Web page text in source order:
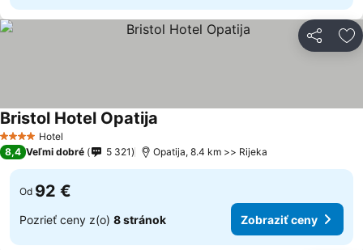
Zdieľať
4 Počet hviezdičiek
Hotel
Bristol Hotel Opatija
8,4 Veľmi dobré 5 321 Opatija, 8.4 km >> Rijeka
Od 92 €
Pozrieť ceny z(o) 8 stránok Zobraziť ceny